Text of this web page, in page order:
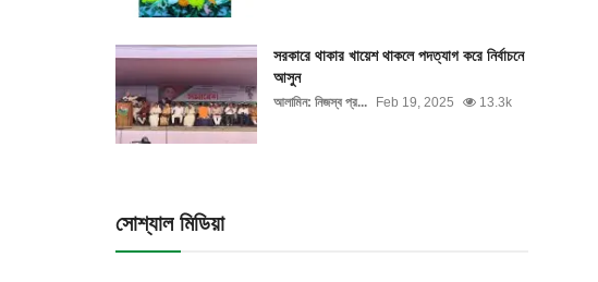
সরকারে থাকার খায়েশ থাকলে পদত্যাগ করে নির্বাচনে
আসুন
আলামিন: নিজস্ব প্র... Feb 19, 2025 13.3k
সোশ্যাল মিডিয়া